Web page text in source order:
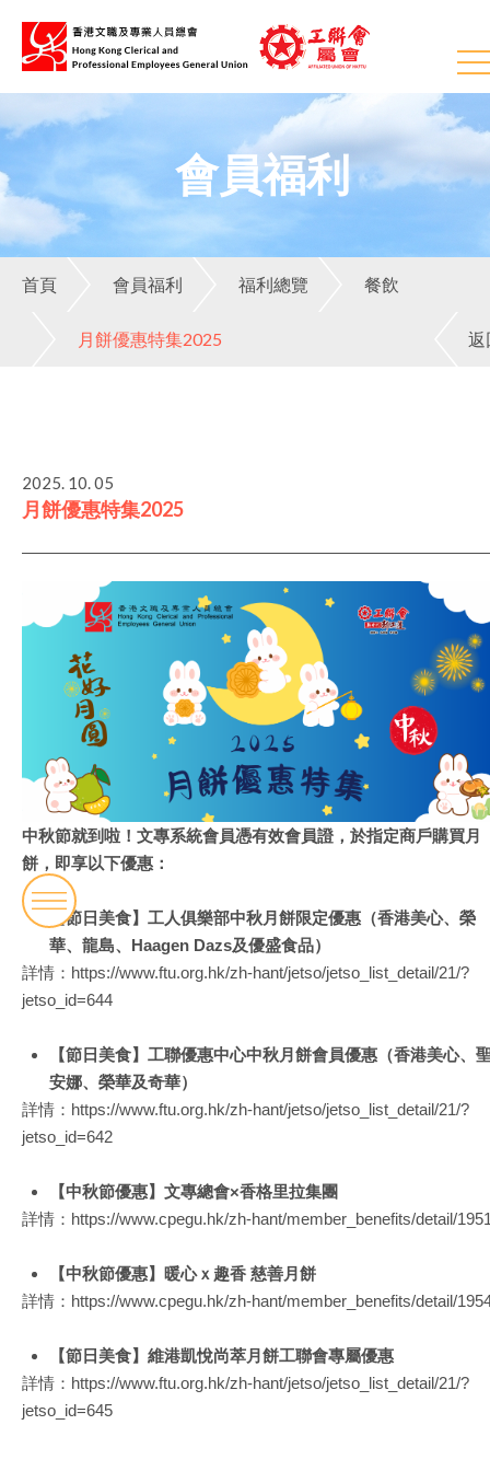
會員福利
首頁 會員福利 福利總覽 餐飲
月餅優惠特集2025 返
2025. 10. 05
月餅優惠特集2025
中秋節就到啦！文專系統會員憑有效會員證，於指定商戶購買月
餅，即享以下優惠：
【節日美食】工人俱樂部中秋月餅限定優惠（香港美心、榮
華、龍島、Haagen Dazs及優盛食品）
詳情： https://www.ftu.org.hk/zh-hant/jetso/jetso_list_detail/21/?
jetso_id=644
【節日美食】工聯優惠中心中秋月餅會員優惠（香港美心、
安娜、榮華及奇華）
詳情： https://www.ftu.org.hk/zh-hant/jetso/jetso_list_detail/21/?
jetso_id=642
【中秋節優惠】文專總會×香格里拉集團
詳情： https://www.cpegu.hk/zh-hant/member_benefits/detail/
【中秋節優惠】暖心ｘ趣香 慈善月餅
詳情： https://www.cpegu.hk/zh-hant/member_benefits/detail/
【節日美食】維港凱悅尚萃月餅工聯會專屬優惠
詳情： https://www.ftu.org.hk/zh-hant/jetso/jetso_list_detail/21/?
jetso_id=645